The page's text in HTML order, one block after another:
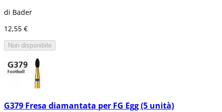
di Bader
12,55 €
Non disponibile
G379 Fresa diamantata per FG Egg (5 unità)